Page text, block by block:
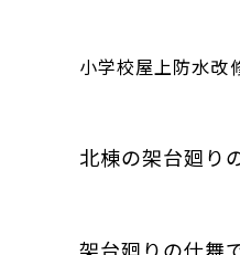
小学校屋上防水改
北棟の架台廻り